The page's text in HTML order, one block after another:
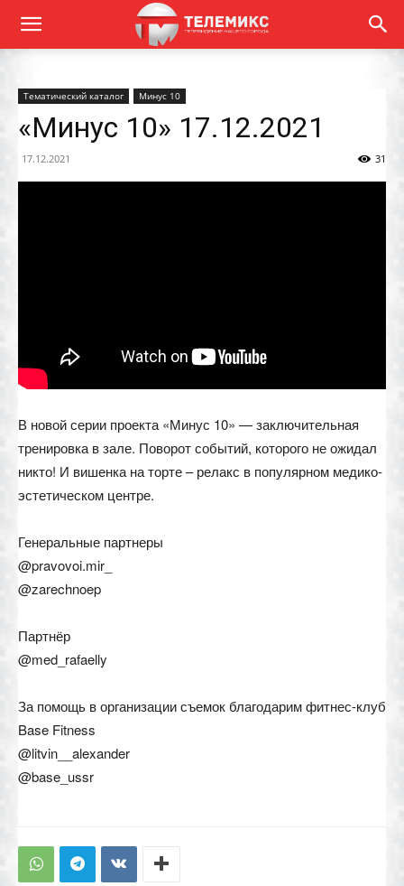
Тематический каталог Минус 10
«Минус 10» 17.12.2021
17.12.2021 31
В новой серии проекта «Минус 10» — заключительная
тренировка в зале. Поворот событий, которого не ожидал
никто! И вишенка на торте – релакс в популярном медико-
эстетическом центре.
Генеральные партнеры
@pravovoi.mir_
@zarechnoep
Партнёр
@med_rafaelly
За помощь в организации съемок благодарим фитнес-клуб
Base Fitness
@litvin__alexander
@base_ussr